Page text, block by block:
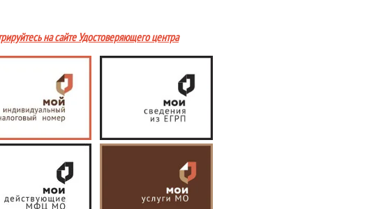
на сайте Удостоверяющего центра